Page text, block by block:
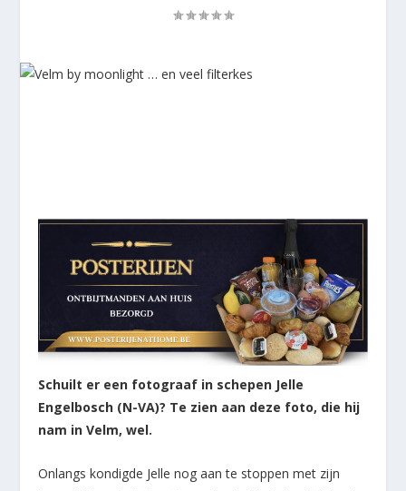
Schuilt er een fotograaf in schepen Jelle
Engelbosch (N-VA)? Te zien aan deze foto, die hij
nam in Velm, wel.
Onlangs kondigde Jelle nog aan te stoppen met zijn